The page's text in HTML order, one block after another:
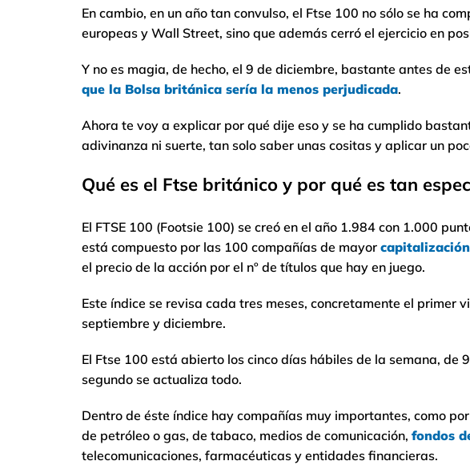
En cambio, en un año tan convulso, el Ftse 100 no sólo se ha
europeas y Wall Street, sino que además cerró el ejercicio en
Y no es magia, de hecho, el 9 de diciembre, bastante antes de
que la Bolsa británica sería la menos perjudicada.
Ahora te voy a explicar por qué dije eso y se ha cumplido
adivinanza ni suerte, tan solo saber unas cositas y aplicar un
Qué es el Ftse británico y por qué es tan
El FTSE 100 (Footsie 100) se creó en el año 1.984 con 1.000
está compuesto por las 100 compañías de mayor
el precio de la acción por el nº de títulos que hay en juego.
Este índice se revisa cada tres meses, concretamente el primer
septiembre y diciembre.
El Ftse 100 está abierto los cinco días hábiles de la semana,
segundo se actualiza todo.
Dentro de éste índice hay compañías muy importantes, como
de petróleo o gas, de tabaco, medios de comunicación, fondos
telecomunicaciones, farmacéuticas y entidades financieras.